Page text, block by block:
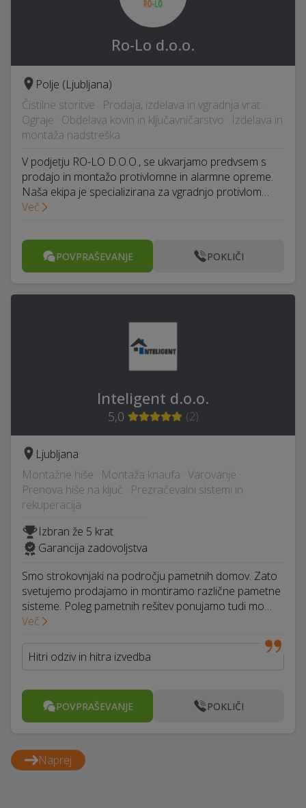
Ro-Lo d.o.o.
Polje (Ljubljana)
Čistilne storitve · Prodaja, izdelava in vgradnja vrat ·
Ograje · Obdelava kovin in ključavničarstvo · Izdelava in
montaža nadstreška
V podjetju RO-LO D.O.O., se ukvarjamo predvsem s
prodajo in montažo protivlomne in alarmne opreme.
Naša ekipa je specializirana za vgradnjo protivlom…
Več
POVPRAŠEVANJE POKLIČI
Inteligent d.o.o.
5,0 (2)
Ljubljana
Montažne hiše · Montaža knaufa · Varovanje ·
Prenova hiše na ključ · Prezračevalni sistemi in
rekuperacija
Izbran že 5 krat
Garancija zadovoljstva
Smo strokovnjaki na področju pametnih domov. Zato
svetujemo prodajamo in montiramo različne pametne
sisteme. Poleg pametnih rešitev ponujamo tudi mo…
Več
Hitri odziv in hitra izvedba
POVPRAŠEVANJE POKLIČI
Naprej